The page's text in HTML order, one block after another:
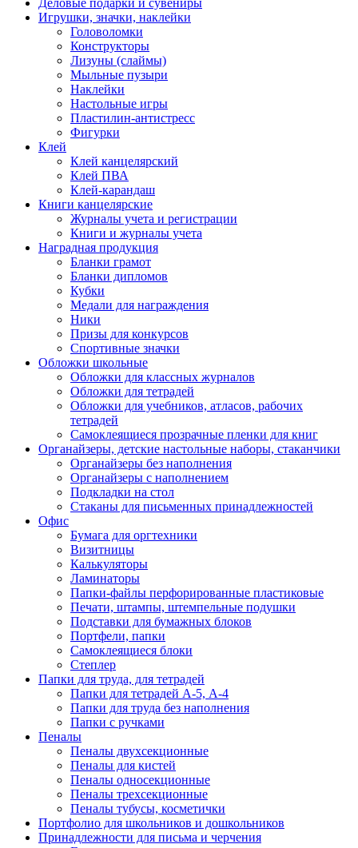
Деловые подарки и сувениры
Игрушки, значки, наклейки
Головоломки
Конструкторы
Лизуны (слаймы)
Мыльные пузыри
Наклейки
Настольные игры
Пластилин-антистресс
Фигурки
Клей
Клей канцелярский
Клей ПВА
Клей-карандаш
Книги канцелярские
Журналы учета и регистрации
Книги и журналы учета
Наградная продукция
Бланки грамот
Бланки дипломов
Кубки
Медали для награждения
Ники
Призы для конкурсов
Спортивные значки
Обложки школьные
Обложки для классных журналов
Обложки для тетрадей
Обложки для учебников, атласов, рабочих
тетрадей
Самоклеящиеся прозрачные пленки для книг
Органайзеры, детские настольные наборы, стаканчики
Органайзеры без наполнения
Органайзеры с наполнением
Подкладки на стол
Стаканы для письменных принадлежностей
Офис
Бумага для оргтехники
Визитницы
Калькуляторы
Ламинаторы
Папки-файлы перфорированные пластиковые
Печати, штампы, штемпельные подушки
Подставки для бумажных блоков
Портфели, папки
Самоклеящиеся блоки
Степлер
Папки для труда, для тетрадей
Папки для тетрадей А-5, А-4
Папки для труда без наполнения
Папки с ручками
Пеналы
Пеналы двухсекционные
Пеналы для кистей
Пеналы односекционные
Пеналы трехсекционные
Пеналы тубусы, косметички
Портфолио для школьников и дошкольников
Принадлежности для письма и черчения